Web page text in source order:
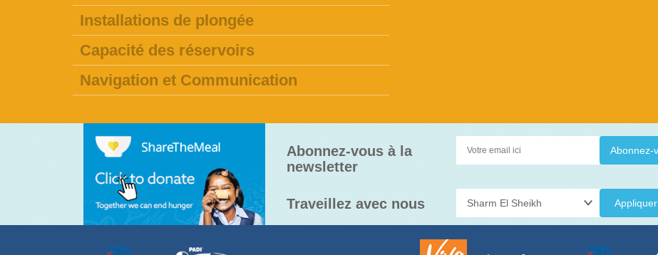
Installations de plongée
Capacité des réservoirs
Navigation et Communication
Abonnez-vous à la
newsletter
Traveillez avec nous Appliquer